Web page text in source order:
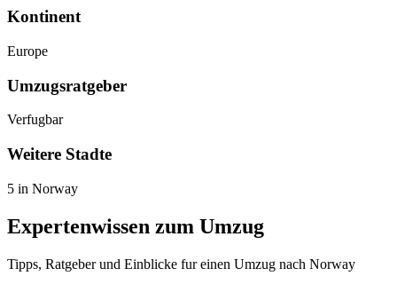
Kontinent
Europe
Umzugsratgeber
Verfugbar
Weitere Stadte
5 in Norway
Expertenwissen zum Umzug
Tipps, Ratgeber und Einblicke fur einen Umzug nach Norway